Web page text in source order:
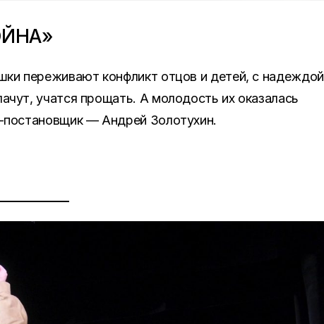
переживают конфликт отцов и детей, с надеждой
учатся прощать. А молодость их оказалась
— Андрей Золотухин.